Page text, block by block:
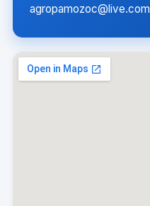
agropamozoc@live.com